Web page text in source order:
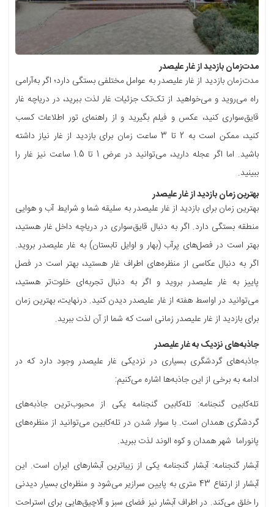
مدت‌زمان بازدید از غار علیصدر
مدت‌زمان بازدید از غار علیصدر به عوامل مختلفی بستگی دارد؛ اگر به‌آرامی
راه می‌روید و می‌خواهید از تک‌تک جزئیات غار لذت ببرید، در دریاچه غار
قایق‌سواری کنید، عکس و فیلم بگیرید و از راهنمای تور اطلاعات کسب
کنید، ممکن است به 2 تا 3 ساعت زمان برای بازدید از غار نیاز داشته
باشید. اما اگر عجله دارید، می‌توانید در عرض 1 تا 1.5 ساعت نیز غار را
ببینید.
بهترین زمان بازدید از غار علیصدر
بهترین زمان برای بازدید از غار علیصدر به سلیقه شما و شرایط آب و هوایی
منطقه بستگی دارد. اگر به دنبال قایق‌سواری در دریاچه داخل غار هستید،
بهتر است در فصل‌های پرآب (بهار و اوایل تابستان) به غار علیصدر بروید.
اگر به دنبال عکاسی از منظره‌های اطراف غار هستید، بهتر است در فصل
پاییز به غار علیصدر بروید و اگر به دنبال تجربه‌ای خلوت‌تر هستید،
می‌توانید در اواسط هفته از غار علیصدر دیدن کنید. درنهایت، بهترین زمان
برای بازدید از غار علیصدر زمانی است که شما از آن لذت ببرید.
جاذبه‌های نزدیک به غار علیصدر
جاذبه‌های گردشگری بسیاری در نزدیکی غار علیصدر وجود دارد که در
ادامه به برخی از این جاذبه‌ها اشاره می‌کنیم:
تله‌کابین گنجنامه: تله‌کابین گنجنامه یکی از محبوب‌ترین جاذبه‌های
گردشگری همدان است. با سوار شدن در تله‌کابین می‌توانید از منظره‌های
پانوراما شهر همدان و کوه الوند لذت ببرید.
آبشار گنجنامه: آبشار گنجنامه یکی از زیباترین آبشارهای ایران است. این
آبشار از ارتفاع 43 متری به پایین سرازیر می‌شود و منظره‌ای بسیار دیدنی
را خلق می‌کند. در اطراف آبشار نیز فضای سبز و آلاچیق‌هایی برای استراحت